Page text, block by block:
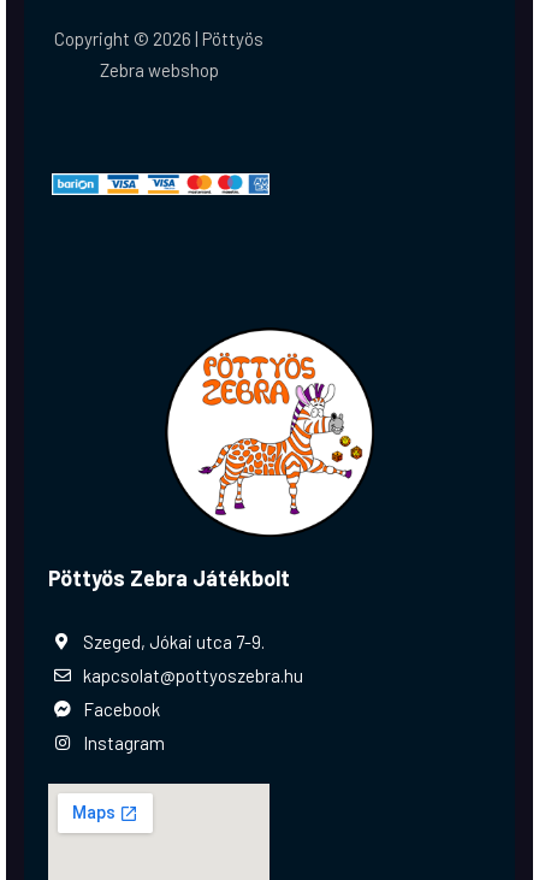
Copyright © 2026 | Pöttyös
Zebra webshop
Pöttyös Zebra Játékbolt
Szeged, Jókai utca 7-9.
kapcsolat@pottyoszebra.hu
Facebook
Instagram